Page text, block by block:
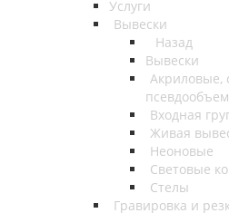
Услуги
Вывески
Назад
Вывески
Акриловые,
Входная
Живая
Неоновые
Световые
Стелы
Гравировка и